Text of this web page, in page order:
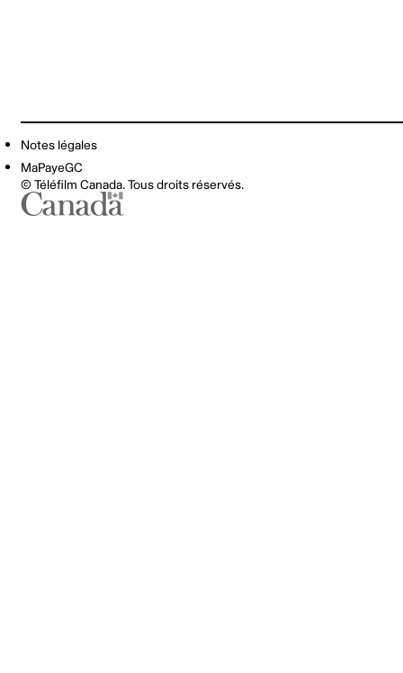
Notes légales
MaPayeGC
© Téléfilm Canada. Tous droits réservés.